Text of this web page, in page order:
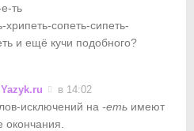
ть
хрипеть-сопеть-сипеть-
и ещё кучи подобного?
в 14:02
исключений на -еть имеют
окончания.